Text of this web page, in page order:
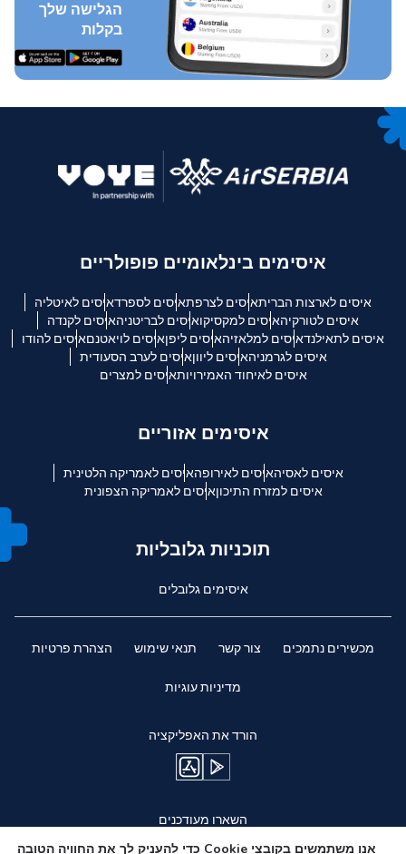
הגלישה שלך
בקלות
איסימים בינלאומיים פופולריים
איסים לארצות הבריתאיסים לצרפתאיסים לספרדאיסים לאיטליה
איסים לטורקיהאיסים למקסיקואיסים לבריטניהאיסים לקנדה
איסים לתאילנדאיסים למלאזיהאיסים ליפןאיסים לויאטנםאיסים להודו
איסים לגרמניהאיסים ליווןאיסים לערב הסעודית
איסים לאיחוד האמירויותאיסים למצרים
איסימים אזוריים
איסים לאסיהאיסים לאירופהאיסים לאמריקה הלטינית
איסים למזרח התיכוןאיסים לאמריקה הצפונית
תוכניות גלובליות
איסימים גלובלים
מכשירים נתמכים צור קשר תנאי שימוש הצהרת פרטיות
מדיניות עוגיות
הורד את האפליקציה
השארו מעודכנים
אנו משתמשים בקובצי Cookie כדי להעניק לך את החוויה הטובה